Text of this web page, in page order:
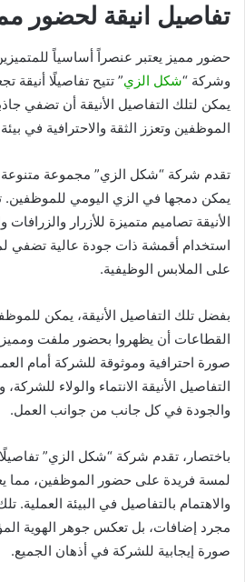
تفاصيل انيقة لحضور
حضور مميز يعتبر عنصراً أساسياً
وشركة “شكل الزي” تتيح تفاصيلًا أنيقة
يمكن لتلك التفاصيل الأنيقة أن تضفي
الموظفين وتعزز الثقة والاحترافية في
تقدم شركة “شكل الزي” مجموعة متنوعة
يمكن دمجها في الزي اليومي
الأنيقة تصاميم متميزة للأزرار
استخدام أقمشة ذات جودة عالية تضفي
على الملابس الوظيفية.
بفضل تلك التفاصيل الأنيقة، يمكن
القطاعات أن يظهروا بحضور ملفت
صورة احترافية وموثوقة للشركة أمام
التفاصيل الأنيقة الانتماء والولاء
والجودة في كل جانب من جوانب العمل.
باختصار، تقدم شركة “شكل الزي”
لمسة فريدة على حضور الموظفين، مما
والاهتمام بالتفاصيل في البيئة العملية.
مجرد إضافات، بل تعكس جوهر الهوية
صورة إيجابية للشركة في أذهان الجميع.